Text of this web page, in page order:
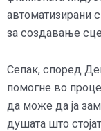
автоматизирани
за создавање
Сепак, според
помогне во
да може да ја
душата што